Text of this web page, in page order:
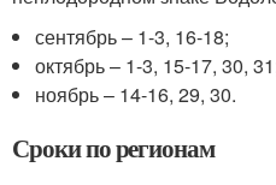
сентябрь – 1-3, 16-18;
октябрь – 1-3, 15-17, 30,
ноябрь – 14-16, 29, 30.
Сроки по регионам